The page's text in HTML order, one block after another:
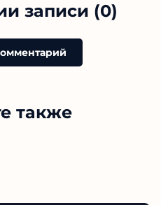
записи (0)
также